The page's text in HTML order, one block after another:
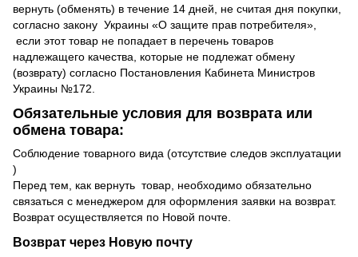
вернуть (обменять) в течение 14 дней, не считая дня покупки,
согласно закону Украины «О защите прав потребителя»,
если этот товар не попадает в перечень товаров
надлежащего качества, которые не подлежат обмену
(возврату) согласно Постановления Кабинета Министров
Украины №172.
Обязательные условия для возврата или
обмена товара:
Соблюдение товарного вида (отсутствие следов эксплуатации
)
Перед тем, как вернуть товар, необходимо обязательно
связаться с менеджером для оформления заявки на возврат.
Возврат осуществляется по Новой почте.
Возврат через Новую почту